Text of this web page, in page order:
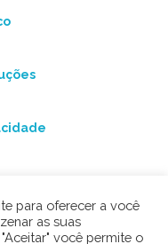
para oferecer a você
as suas
você permite o